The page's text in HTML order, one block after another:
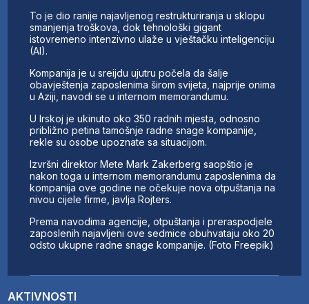
AKTIVNOSTI
To je dio ranije najavljenog restrukturiranja u sklopu
smanjenja troškova, dok tehnološki gigant
istovremeno intenzivno ulaže u vještačku inteligenciju
(AI).
Kompanija je u sreijdu ujutru počela da šalje
obavještenja zaposlenima širom svijeta, najprije onima
u Aziji, navodi se u internom memorandumu.
U Irskoj je ukinuto oko 350 radnih mjesta, odnosno
približno petina tamošnje radne snage kompanije,
rekle su osobe upoznate sa situacijom.
Izvršni direktor Mete Mark Zakerberg saopštio je
nakon toga u internom memorandumu zaposlenima da
kompanija ove godine ne očekuje nova otpuštanja na
nivou cijele firme, javlja Rojters.
Prema navodima agencije, otpuštanja i preraspodjele
zaposlenih najavljeni ove sedmice obuhvataju oko 20
odsto ukupne radne snage kompanije. (Foto Freepik)